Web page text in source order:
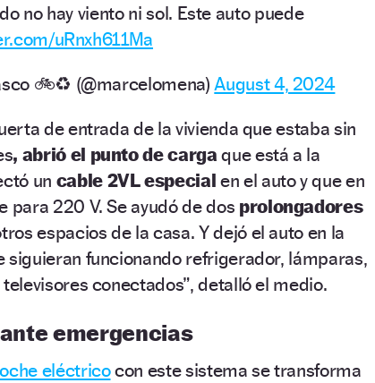
no hay viento ni sol. Este auto puede
uRnxh611Ma
🚲♻️ (@marcelomena) August 4, 2024
de entrada de la vivienda que estaba sin
, abrió el punto de carga que está a la
un cable 2VL especial en el auto y que en
para 220 V. Se ayudó de dos prolongadores
espacios de la casa. Y dejó el auto en la
siguieran funcionando refrigerador, lámparas,
conectados”, detalló el medio.
emergencias
eléctricocon este sistema se transforma